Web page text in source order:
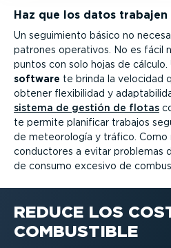
Haz que los datos
Un seguimiento básico no
patrones operativos. No es fácil
puntos con solo hojas de cálculo.
software te brinda la velocidad
obtener flexi­bi­lidad y
sistema de gestión de flotas
te permite planificar trabajos
de meteo­ro­logía y tráfico. Como
conductores a evitar problemas
de consumo excesivo de
REDUCE LOS
COMBUSTIBLE